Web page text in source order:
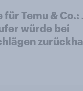
für Temu & Co.:
würde bei